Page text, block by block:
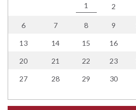
1 2
6 7 8 9
13 14 15 16
20 21 22 23
27 28 29 30